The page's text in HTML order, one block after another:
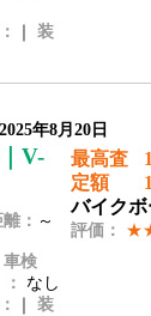
装
2025年8月20日
V-
： ～
車検
なし
装
最高査
定額
バイクボ
評価：